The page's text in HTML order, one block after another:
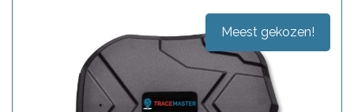
Meest gekozen!